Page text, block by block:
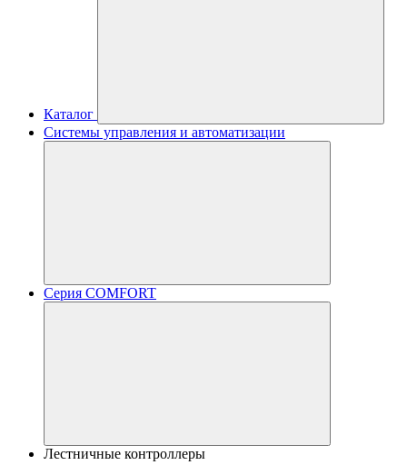
Каталог
Системы управления и автоматизации
Серия COMFORT
Лестничные контроллеры